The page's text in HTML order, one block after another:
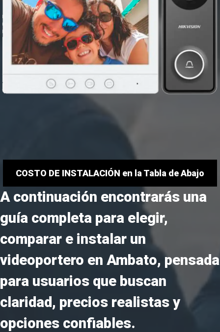
COSTO DE INSTALACIÓN en la Tabla de Abajo
A continuación encontrarás una
guía completa para elegir,
comparar e instalar un
videoportero en Ambato, pensada
para usuarios que buscan
claridad, precios realistas y
opciones confiables.